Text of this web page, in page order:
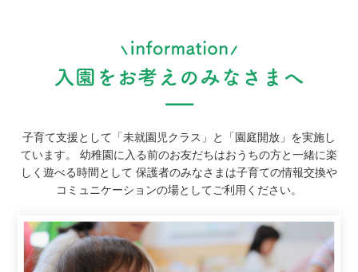
子育て支援として「未就園児クラス」と「園庭開放」を実施し
ています。
幼稚園に入る前のお友だちはおうちの方と一緒に楽
しく遊べる時間として 保護者のみなさまは子育ての情報交換や
コミュニケーションの場としてご利用ください。